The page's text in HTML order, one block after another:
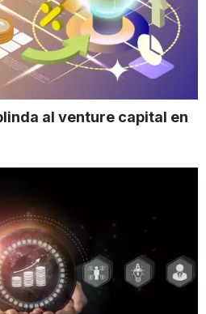
al venture capital en